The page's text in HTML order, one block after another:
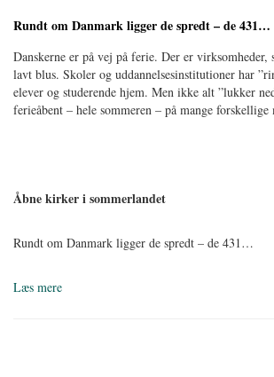
Rundt om Danmark ligger de spredt – de 431…
Danskerne er på vej på ferie. Der er
lavt blus. Skoler og uddannelsesinstitutioner har
elever og studerende hjem. Men ikke alt ”lukker
ferieåbent – hele sommeren – på mange forskellige
Åbne kirker i sommerlandet
Rundt om Danmark ligger de spredt – de 431…
Læs mere